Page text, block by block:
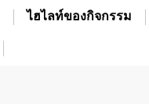
ไฮไลท์ของกิจกรรม